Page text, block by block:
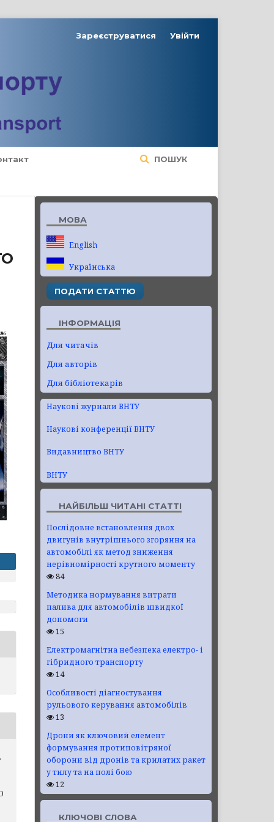
ПОШУК
Зареєструватися Увійти
МОВА
English
Українська
ПОДАТИ СТАТТЮ
ІНФОРМАЦІЯ
Для читачів
Для авторів
Для бібліотекарів
Наукові журнали ВНТУ
Наукові конференції ВНТУ
Видавництво ВНТУ
ВНТУ
НАЙБІЛЬШ ЧИТАНІ СТАТТІ
Послідовне встановлення двох
двигунів внутрішнього згоряння на
автомобілі як метод зниження
нерівномірності крутного моменту
84
Методика нормування витрати
палива для автомобілів швидкої
допомоги
15
Електромагнітна небезпека електро- і
гібридного транспорту
14
Особливості діагностування
рульового керування автомобілів
13
Дрони як ключовий елемент
формування протиповітряної
оборони від дронів та крилатих ракет
у тилу та на полі бою
12
КЛЮЧОВІ СЛОВА